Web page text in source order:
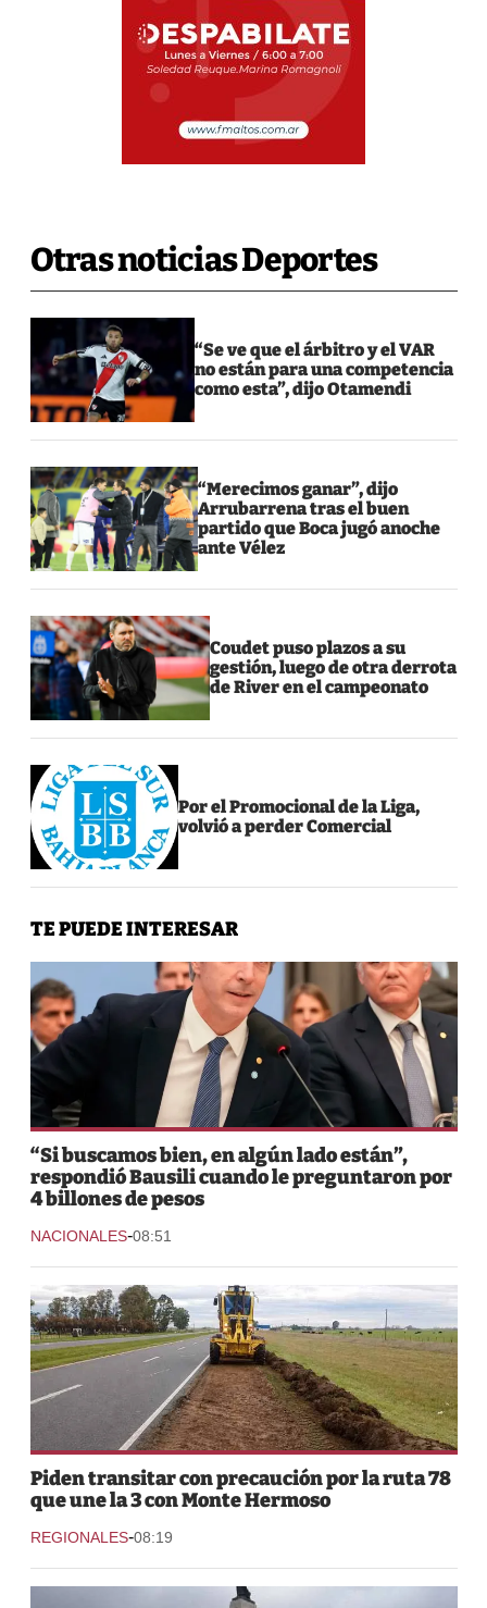
Otras noticias Deportes
“Se ve que el árbitro y el VAR
no están para una competencia
como esta”, dijo Otamendi
“Merecimos ganar”, dijo
Arrubarrena tras el buen
partido que Boca jugó anoche
ante Vélez
Coudet puso plazos a su
gestión, luego de otra derrota
de River en el campeonato
Por el Promocional de la Liga,
volvió a perder Comercial
TE PUEDE INTERESAR
“Si buscamos bien, en algún lado están”,
respondió Bausili cuando le preguntaron por
4 billones de pesos
NACIONALES-08:51
Piden transitar con precaución por la ruta 78
que une la 3 con Monte Hermoso
REGIONALES-08:19